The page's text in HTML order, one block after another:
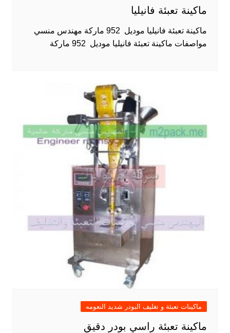
ماكينة تعبئة فانيليا
ماكينة تعبئة فانيليا موديل 952 ماركة مهندس منسي
مواصفات ماكينة تعبئة فانيليا موديل 952 ماركة
ماكينات تعبئة و تغليف البودر شديد النعومه
ماكينة تعبئة راسي بودر دقيق